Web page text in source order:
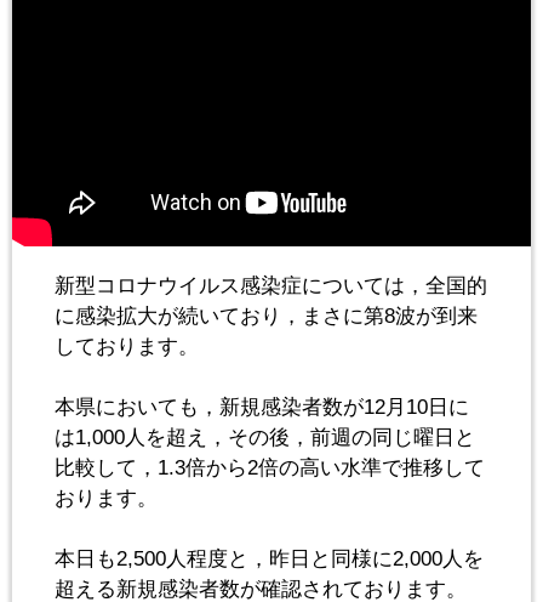
新型コロナウイルス感染症については，全国的
に感染拡大が続いており，まさに第8波が到来
しております。
本県においても，新規感染者数が12月10日に
は1,000人を超え，その後，前週の同じ曜日と
比較して，1.3倍から2倍の高い水準で推移して
おります。
本日も2,500人程度と，昨日と同様に2,000人を
超える新規感染者数が確認されております。